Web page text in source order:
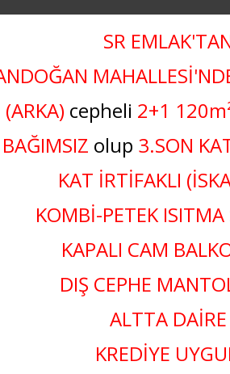
SR
MAHALLESİ
cepheli 2+1 120
olup 3.SON
KAT İRTİFAKLI
KOMBİ-PETEK ISITMA
KAPALI CAM
DIŞ CEPHE
ALTTA DAİRE
KREDİYE